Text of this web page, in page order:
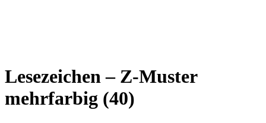
Lesezeichen – Z-Muster
mehrfarbig (40)